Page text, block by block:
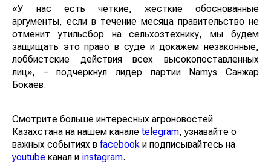
«У нас есть четкие, жесткие обоснованные
аргументы, если в течение месяца правительство не
отменит утильсбор на сельхозтехнику, мы будем
защищать это право в суде и докажем незаконные,
лоббистские действия всех высокопоставленных
лиц», – подчеркнул лидер партии Namys Санжар
Бокаев.
Смотрите больше интересных агроновостей
Казахстана на нашем канале telegram, узнавайте о
важных событиях в facebook и подписывайтесь на
youtube канал и instagram.